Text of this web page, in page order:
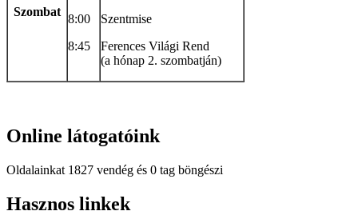
Szombat
8:00
8:45
Szentmise
Ferences Világi Rend
(a hónap 2. szombatján)
Online látogatóink
Oldalainkat 1827 vendég és 0 tag böngészi
Hindi
Blue
Hasznos linkek